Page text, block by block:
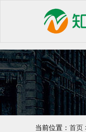
当前位置： 首页